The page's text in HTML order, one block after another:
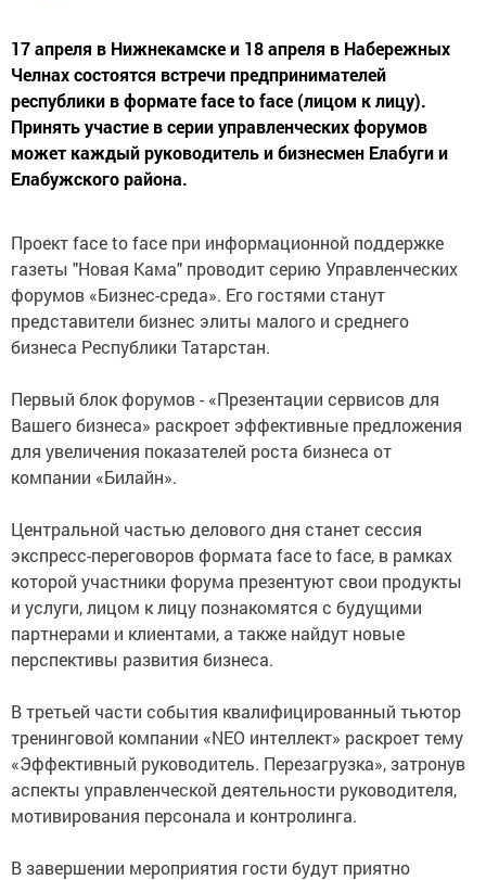
17 апреля в Нижнекамске и 18 апреля в Набережных
Челнах состоятся встречи предпринимателей
республики в формате face to face (лицом к лицу).
Принять участие в серии управленческих форумов
может каждый руководитель и бизнесмен Елабуги и
Елабужского района.
Проект face to face при информационной поддержке
газеты "Новая Кама" проводит серию Управленческих
форумов «Бизнес-среда». Его гостями станут
представители бизнес элиты малого и среднего
бизнеса Республики Татарстан.
Первый блок форумов - «Презентации сервисов для
Вашего бизнеса» раскроет эффективные предложения
для увеличения показателей роста бизнеса от
компании «Билайн».
Центральной частью делового дня станет сессия
экспресс-переговоров формата face to face, в рамках
которой участники форума презентуют свои продукты
и услуги, лицом к лицу познакомятся с будущими
партнерами и клиентами, а также найдут новые
перспективы развития бизнеса.
В третьей части события квалифицированный тьютор
тренинговой компании «NEO интеллект» раскроет тему
«Эффективный руководитель. Перезагрузка», затронув
аспекты управленческой деятельности руководителя,
мотивирования персонала и контролинга.
В завершении мероприятия гости будут приятно